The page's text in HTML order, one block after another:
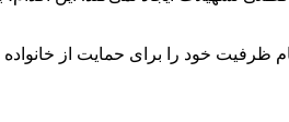
ظرفیت خود را برای حمایت از